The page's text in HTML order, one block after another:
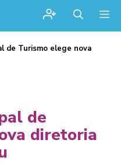
de Turismo elege nova
de
diretoria